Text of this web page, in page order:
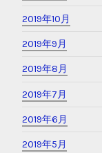
2019年10月
2019年9月
2019年8月
2019年7月
2019年6月
2019年5月